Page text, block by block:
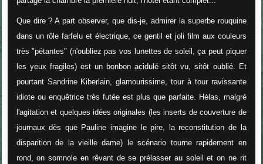
Que dire ? A part observer, que dis-je, admirer la superbe rouquine
dans un rôle farfelu et électrique, ce gentil et joli film aux couleurs
très "pétantes" (n'oubliez pas vos lunettes de soleil, ça peut piquer
les yeux fragiles) est un bonbon acidulé sitôt vu, sitôt oublié. Et
pourtant Sandrine Kiberlain, glamourissime, tour à tour ravissante
idiote ou enquêtrice très futée est plus que parfaite. Hélas, malgré
l'agitation et quelques idées originales (les inserts de couverture de
journaux dès que Pauline imagine le pire, la reconstitution de la
disparition de la vieille dame) le scénario tourne rapidement en
rond, on somnole en rêvant de se prélasser au soleil et on ne rit